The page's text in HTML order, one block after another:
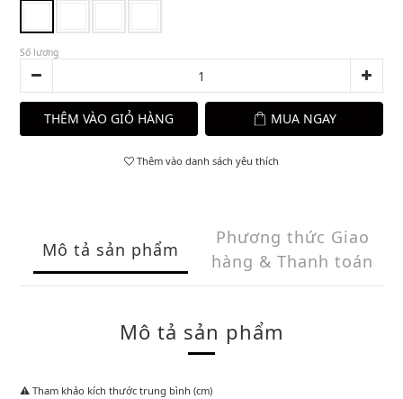
Số lượng
THÊM VÀO GIỎ HÀNG MUA NGAY
Thêm vào danh sách yêu thích
Mô tả sản phẩm
Phương thức Giao
hàng & Thanh toán
Mô tả sản phẩm
⚠️ Tham khảo kích thước trung bình (cm)